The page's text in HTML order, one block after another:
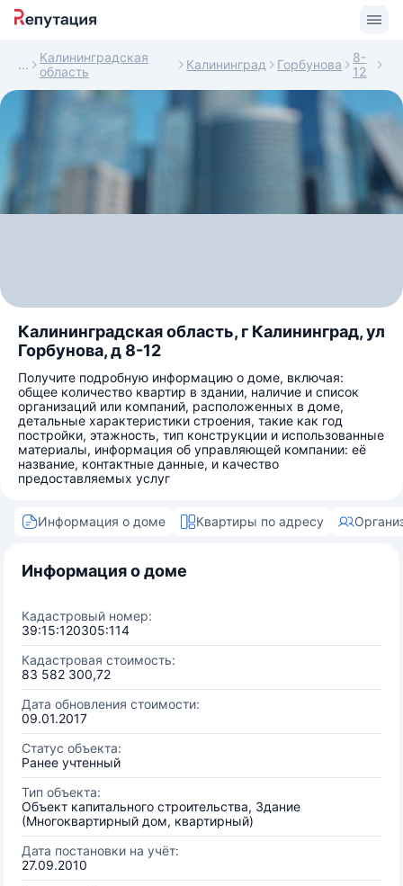
Калининградская
область
Калининград Горбунова
8-
12
Калининградская область, г Калининград, ул
Горбунова, д 8-12
Получите подробную информацию о доме, включая:
общее количество квартир в здании, наличие и список
организаций или компаний, расположенных в доме,
детальные характеристики строения, такие как год
постройки, этажность, тип конструкции и использованные
материалы, информация об управляющей компании: её
название, контактные данные, и качество
предоставляемых услуг
Информация о доме Квартиры по адресу
Информация о доме
Кадастровый номер:
39:15:120305:114
Кадастровая стоимость:
83 582 300,72
Дата обновления стоимости:
09.01.2017
Статус объекта:
Ранее учтенный
Тип объекта:
Объект капитального строительства, Здание
(Многоквартирный дом, квартирный)
Дата постановки на учёт:
27.09.2010